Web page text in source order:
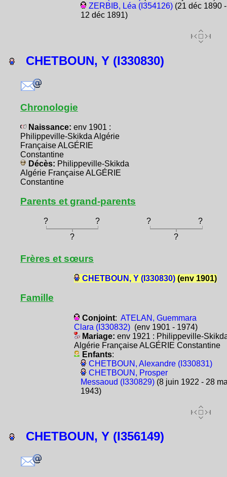
ZERBIB, Léa (I354126)(21 déc 1890 -
12 déc 1891)
CHETBOUN, Y (I330830)
Chronologie
Naissance: env 1901 :
Philippeville-Skikda Algérie
Française ALGÉRIE
Constantine
Décès: Philippeville-Skikda
Algérie Française ALGÉRIE
Constantine
Parents et grand-parents
? ? ?
?
?
?
Frères et sœurs
CHETBOUN, Y (I330830)(env 1901)
Famille
Conjoint: ATELAN, Guemmara
Clara (I330832)(env 1901 - 1974)
Mariage: env 1921 : Philippeville-
Algérie Française ALGÉRIE Constantine
Enfants:
CHETBOUN, Alexandre (I330831)
CHETBOUN, Prosper
Messaoud (I330829)(8 juin 1922 - 28
1943)
CHETBOUN, Y (I356149)